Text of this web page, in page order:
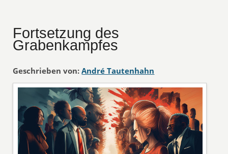
Fortsetzung des
Grabenkampfes
Geschrieben von: André Tautenhahn